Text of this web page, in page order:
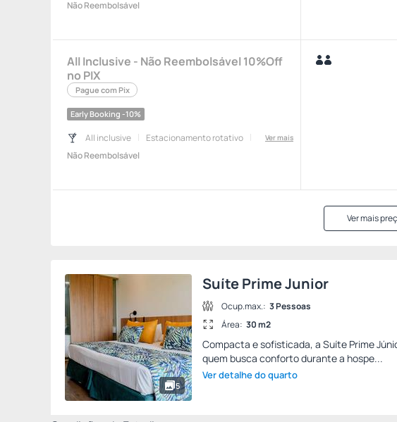
Não Reembolsável
All Inclusive - Não Reembolsável 10%Off
no PIX
Pague com Pix
Early Booking -10%
All inclusive Estacionamento rotativo Ver mais
Não Reembolsável
Ver mais
5
Suíte Prime Junior
Ocup.max.: 3 Pessoas
Área: 30 m2
Compacta e sofisticada, a Suíte Prime
quem busca conforto durante a hospe...
Ver detalhe do quarto